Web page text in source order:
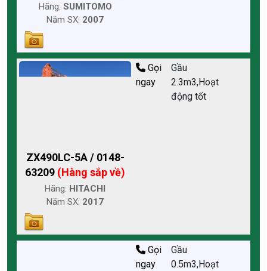
Hãng: SUMITOMO
Năm SX: 2007
ZX490LC-5A / 0148-
63209 (Hàng sắp về)
Hãng: HITACHI
Năm SX: 2017
Gọi
ngay
Gầu
2.3m3,Hoạt
động tốt
Gọi
ngay
Gầu
0.5m3,Hoạt